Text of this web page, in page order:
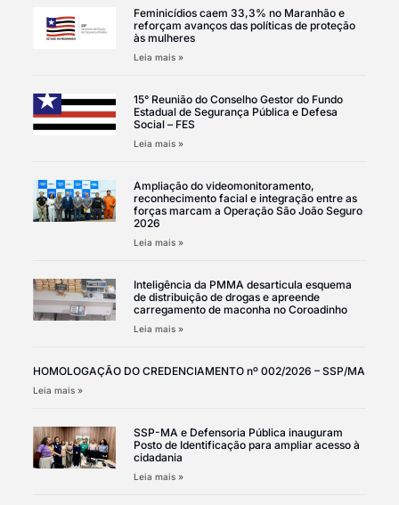
Feminicídios caem 33,3% no Maranhão e
reforçam avanços das políticas de proteção
às mulheres
Leia mais »
15° Reunião do Conselho Gestor do Fundo
Estadual de Segurança Pública e Defesa
Social – FES
Leia mais »
Ampliação do videomonitoramento,
reconhecimento facial e integração entre as
forças marcam a Operação São João Seguro
2026
Leia mais »
Inteligência da PMMA desarticula esquema
de distribuição de drogas e apreende
carregamento de maconha no Coroadinho
Leia mais »
HOMOLOGAÇÃO DO CREDENCIAMENTO nº 002/2026 – SSP/MA
Leia mais »
SSP-MA e Defensoria Pública inauguram
Posto de Identificação para ampliar acesso à
cidadania
Leia mais »